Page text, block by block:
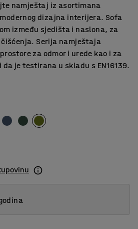
namještaj iz asortimana
modernog dizajna interijera. Sofa
između sjedišta i naslona, za
Serija namještaja
za odmor i urede kao i za
je testirana u skladu s EN16139.